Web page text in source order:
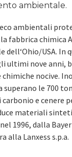
ambientale.
ambientali
fabbrica chimica
dell‘Ohio/USA. In
ultimi nove anni,
chimiche nocive.
superano le 700
e cenere
materiali
1996, dalla
alla Lanxess s.p.a.